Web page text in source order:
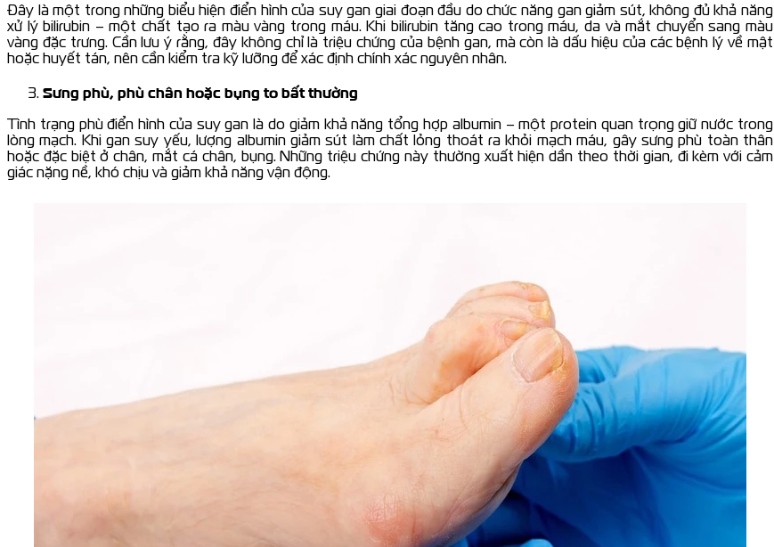
Đây là một trong những biểu hiện điển hình của suy gan giai đoạn đầu do chức năng gan giảm sút, không đủ khả năng
xử lý bilirubin – một chất tạo ra màu vàng trong máu. Khi bilirubin tăng cao trong máu, da và mắt chuyển sang màu
vàng đặc trưng. Cần lưu ý rằng, đây không chỉ là triệu chứng của bệnh gan, mà còn là dấu hiệu của các bệnh lý về mật
hoặc huyết tán, nên cần kiểm tra kỹ lưỡng để xác định chính xác nguyên nhân.
Sưng phù, phù chân hoặc bụng to bất thường
Tình trạng phù điển hình của suy gan là do giảm khả năng tổng hợp albumin – một protein quan trọng giữ nước trong
lòng mạch. Khi gan suy yếu, lượng albumin giảm sút làm chất lỏng thoát ra khỏi mạch máu, gây sưng phù toàn thân
hoặc đặc biệt ở chân, mắt cá chân, bụng. Những triệu chứng này thường xuất hiện dần theo thời gian, đi kèm với cảm
giác nặng nề, khó chịu và giảm khả năng vận động.